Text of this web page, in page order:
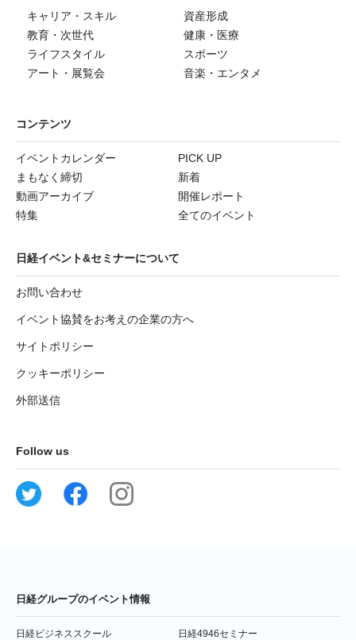
キャリア・スキル
資産形成
教育・次世代
健康・医療
ライフスタイル
スポーツ
アート・展覧会
音楽・エンタメ
コンテンツ
イベントカレンダー
PICK UP
まもなく締切
新着
動画アーカイブ
開催レポート
特集
全てのイベント
日経イベント&セミナーについて
お問い合わせ
イベント協賛をお考えの企業の方へ
サイトポリシー
クッキーポリシー
外部送信
Follow us
日経グループのイベント情報
日経ビジネススクール
日経4946セミナー